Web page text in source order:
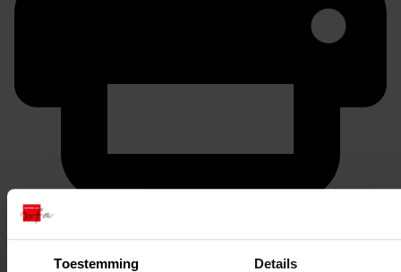
Toestemming Details
Printen
duurzaam webadres